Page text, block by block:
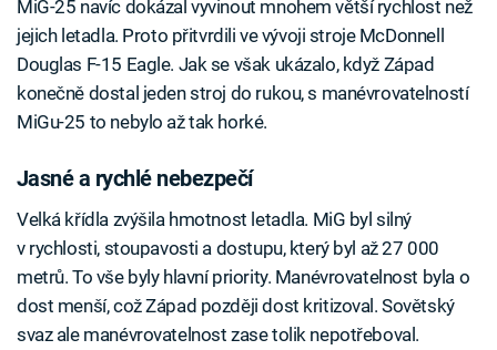
MiG-25 navíc dokázal vyvinout mnohem větší rychlost než
jejich letadla. Proto přitvrdili ve vývoji stroje McDonnell
Douglas F-15 Eagle. Jak se však ukázalo, když Západ
konečně dostal jeden stroj do rukou, s manévrovatelností
MiGu-25 to nebylo až tak horké.
Jasné a rychlé nebezpečí
Velká křídla zvýšila hmotnost letadla. MiG byl silný
v rychlosti, stoupavosti a dostupu, který byl až 27 000
metrů. To vše byly hlavní priority. Manévrovatelnost byla o
dost menší, což Západ později dost kritizoval. Sovětský
svaz ale manévrovatelnost zase tolik nepotřeboval.